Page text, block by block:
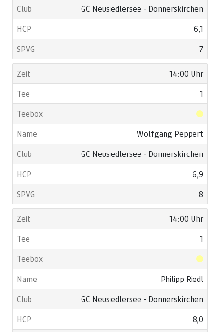
GC Neusiedlersee - Donnerskirchen
6,1
7
14:00 Uhr
1
Wolfgang Peppert
GC Neusiedlersee - Donnerskirchen
6,9
8
14:00 Uhr
1
Philipp Riedl
GC Neusiedlersee - Donnerskirchen
8,0